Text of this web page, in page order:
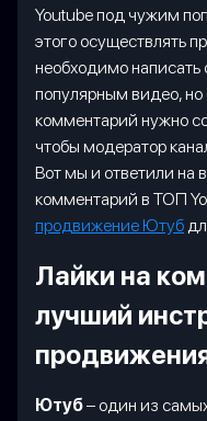
Youtube под чужим
этого осуществлять
необходимо
популярным видео, но
комментарий нужно
чтобы модератор
Вот мы и ответили на
комментарий в ТОП
продвижение Ютуб
Лайки на
лучший
Ютуб– один из